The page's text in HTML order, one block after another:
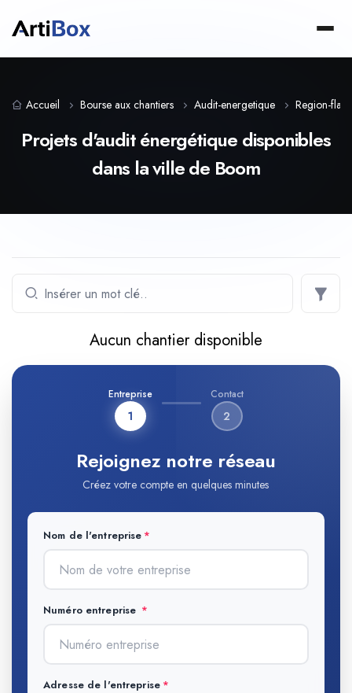
Accueil Bourse aux chantiers Audit-energetique Region-
Projets d'audit énergétique disponibles
dans la ville de Boom
Aucun chantier disponible
Entreprise
1
Contact
2
Rejoignez notre réseau
Créez votre compte en quelques minutes
Nom de l'entreprise
Numéro entreprise
Adresse de l'entreprise